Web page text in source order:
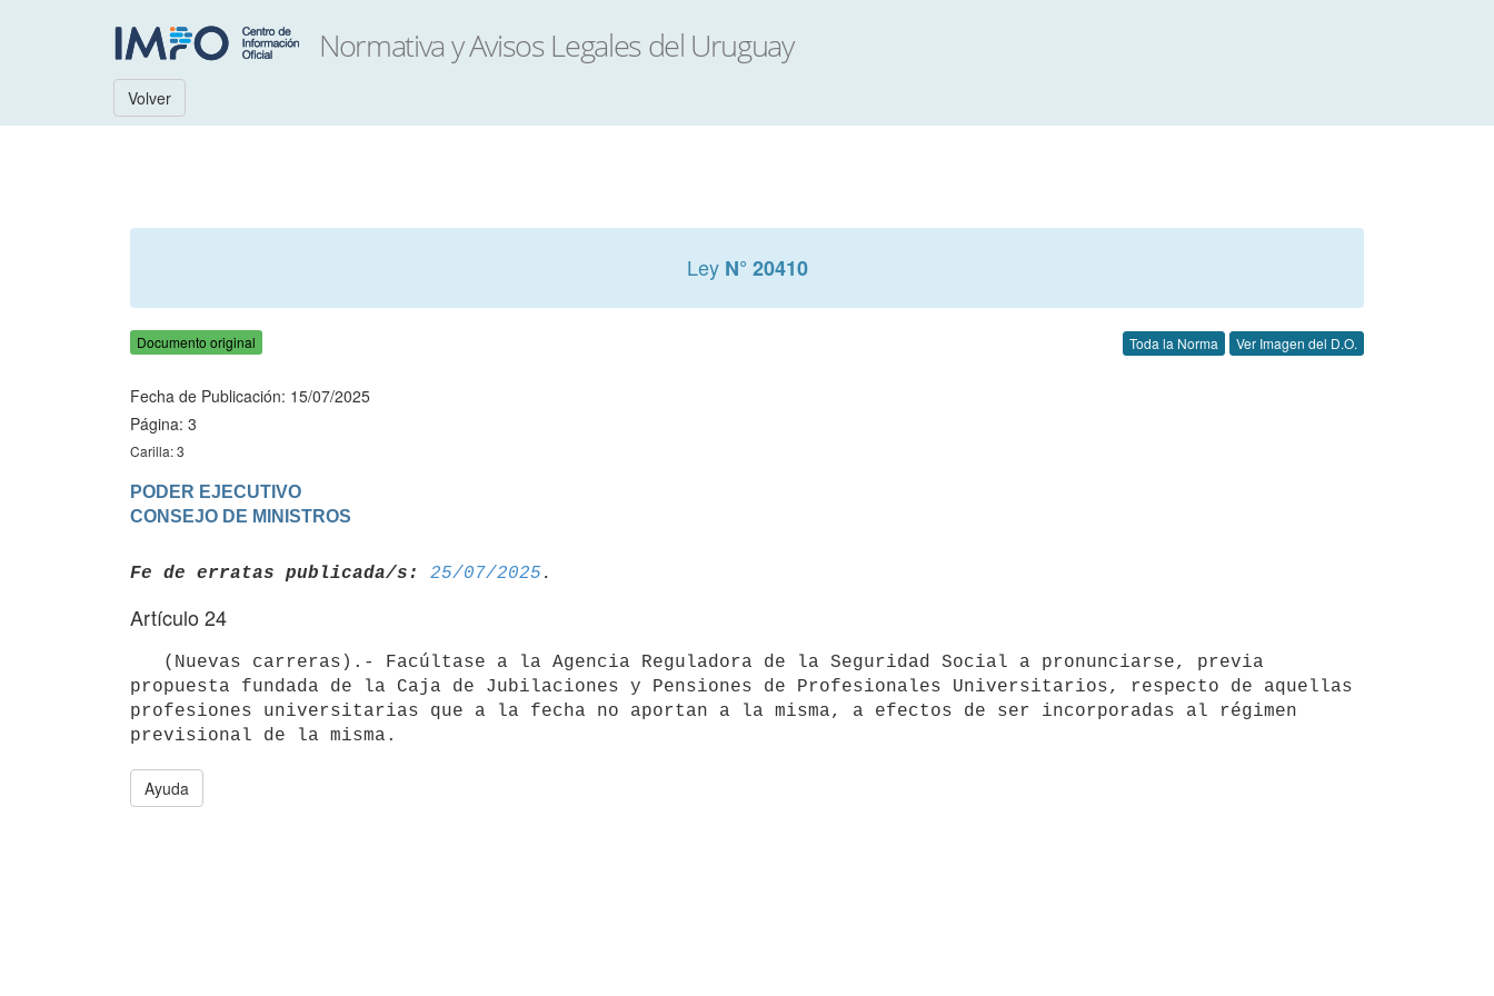
Volver
Ley N° 20410
Documento original Toda la Norma Ver Imagen del D.O.
Fecha de Publicación: 15/07/2025
Página: 3
Carilla: 3
PODER EJECUTIVO
Fe de erratas publicada/s: 25/07/2025
Artículo 24
propuesta fundada de la Caja de Jubilaciones y Pensiones de Profesionales Universitarios, respecto de aquellas
profesiones universitarias que a la fecha no aportan a la misma, a efectos de ser incorporadas al régimen
Ayuda